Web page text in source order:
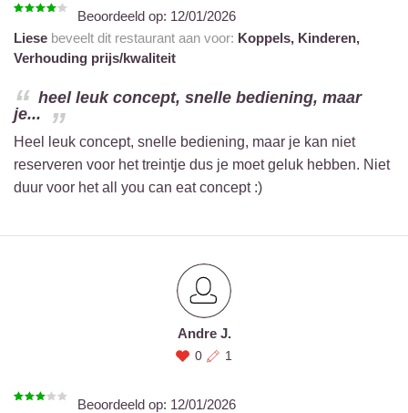
Beoordeeld op: 12/01/2026
Liese beveelt dit restaurant aan voor: Koppels, Kinderen,
Verhouding prijs/kwaliteit
heel leuk concept, snelle bediening, maar
je...
Heel leuk concept, snelle bediening, maar je kan niet
reserveren voor het treintje dus je moet geluk hebben. Niet
duur voor het all you can eat concept :)
Andre J.
0 1
Beoordeeld op: 12/01/2026